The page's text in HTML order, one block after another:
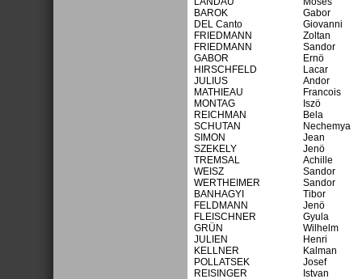
BAROK
Gabor
DEL Canto
Giovanni
FRIEDMANN
Zoltan
FRIEDMANN
Sandor
GABOR
Ernö
HIRSCHFELD
Lacar
JULIUS
Andor
MATHIEAU
Francois
MONTAG
Iszö
REICHMAN
Bela
SCHUTAN
Nechemya
SIMON
Jean
SZEKELY
Jenö
TREMSAL
Achille
WEISZ
Sandor
WERTHEIMER
Sandor
BANHAGYI
Tibor
FELDMANN
Jenö
FLEISCHNER
Gyula
GRÜN
Wilhelm
JULIEN
Henri
KELLNER
Kalman
POLLATSEK
Josef
REISINGER
Istvan